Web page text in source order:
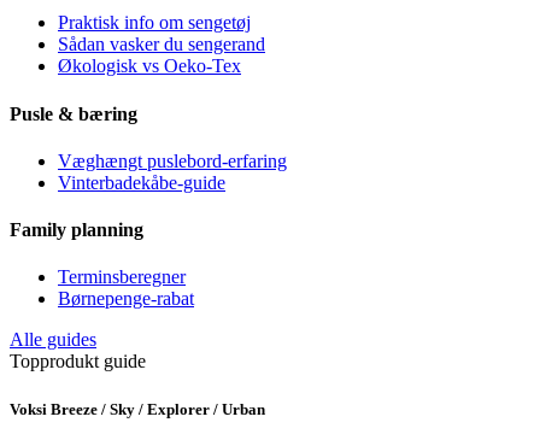
Praktisk info om sengetøj
Sådan vasker du sengerand
Økologisk vs Oeko-Tex
Pusle & bæring
Væghængt puslebord-erfaring
Vinterbadekåbe-guide
Family planning
Terminsberegner
Børnepenge-rabat
Alle guides
Topprodukt guide
Voksi Breeze / Sky / Explorer / Urban